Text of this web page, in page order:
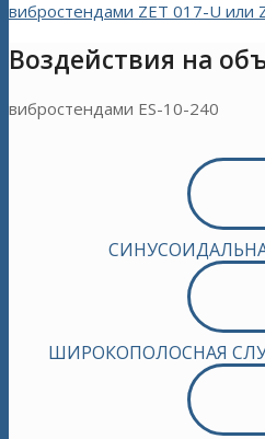
вибростендами ZET 017-U или
Воздействия на
вибростендами ES-10-240
ШИРОКОПОЛОСНАЯ